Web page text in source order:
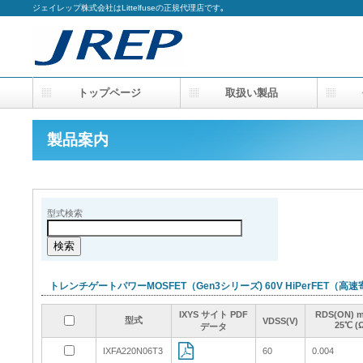
ジェイレップ株式会社はLittelfuseの正規代理店です｡
製品案内
型式検索
トレンチゲートパワーMOSFET（Gen3シリーズ) 60V HiPerFET（高
型式
IXYS サイト PDF
データ
VDSS(V)
RDS(ON)
25℃
型式
IXYS サイト PDF
データ
VDSS(V)
RDS(ON)
25℃
型式
IXYS サイト PDF
データ
VDSS(V)
RDS(ON)
25℃
IXFA220N06T3 60 0.004
型式
IXYS サイト PDF
データ
VDSS(V)
RDS(ON)
25℃
IXFA220N06T3 60 0.004
トップページ 取扱い製品